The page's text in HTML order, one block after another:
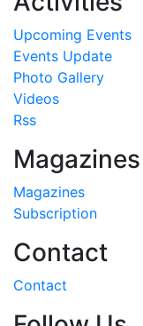
Upcoming Events
Events Update
Photo Gallery
Videos
Rss
Magazines
Magazines
Subscription
Contact
Contact